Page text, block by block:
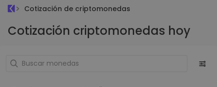
Cotización de criptomonedas
Cotización criptomonedas hoy